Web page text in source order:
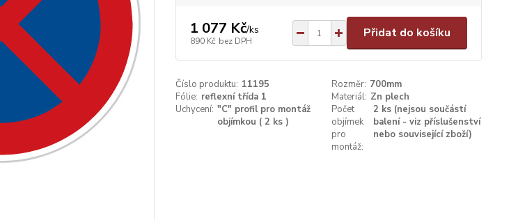
1 077 Kč/ks
890 Kč bez DPH
Přidat do košíku
Číslo produktu: 11195 Rozměr: 700mm
Fólie: reflexní třída 1 Materiál: Zn plech
Uchycení: "C" profil pro montáž
objímkou ( 2 ks )
Počet
objímek
pro
montáž:
2 ks (nejsou součástí
balení - viz příslušenství
nebo související zboží)